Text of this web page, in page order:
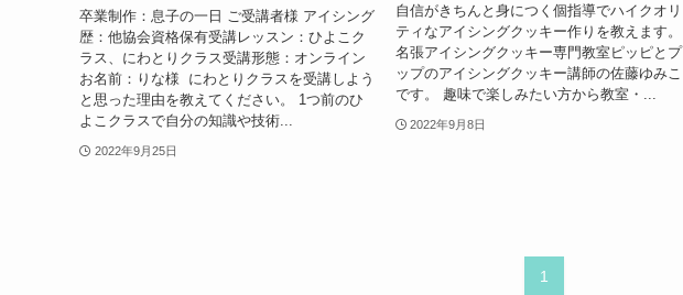
卒業制作：息子の一日 ご受講者様 アイシング
歴：他協会資格保有受講レッスン：ひよこク
ラス、にわとりクラス受講形態：オンライン
お名前：りな様 にわとりクラスを受講しよう
と思った理由を教えてください。 1つ前のひ
よこクラスで自分の知識や技術...
2022年9月25日
自信がきちんと身につく個指導でハイクオリ
ティなアイシングクッキー作りを教えます。
名張アイシングクッキー専門教室ピッピとプ
ップのアイシングクッキー講師の佐藤ゆみこ
です。 趣味で楽しみたい方から教室・...
2022年9月8日
1